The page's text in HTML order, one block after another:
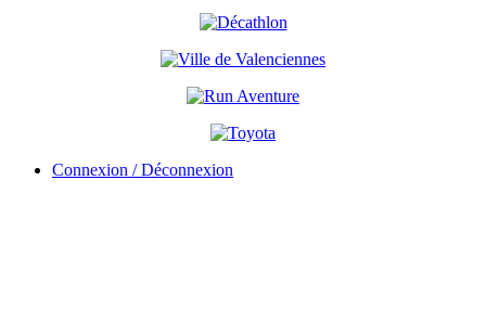
Connexion / Déconnexion